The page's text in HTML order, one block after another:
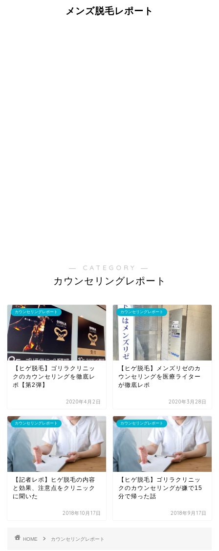
メンズ脱毛レポート
― CATEGORY ―
カウンセリングレポート
カウンセリングレポート
【ヒゲ脱毛】ゴリラクリニッ
クのカウンセリングを徹底レ
ポ【第2弾】
2020年4月2日
カウンセリングレポート
【ヒゲ脱毛】メンズリゼのカ
ウンセリングを医療ライター
が徹底レポ
2020年3月28日
カウンセリングレポート
【記者レポ】ヒゲ脱毛の内容
と効果、注意点をクリニック
に聞いた
2018年10月17日
カウンセリングレポート
【ヒゲ脱毛】ゴリラクリニッ
クのカウンセリングが嫌で15
分で帰った話
2018年9月17日
HOME カウンセリングレポート